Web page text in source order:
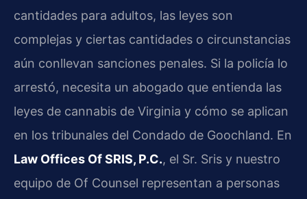
cantidades para adultos, las leyes son
complejas y ciertas cantidades o circunstancias
aún conllevan sanciones penales. Si la policía lo
arrestó, necesita un abogado que entienda las
leyes de cannabis de Virginia y cómo se aplican
en los tribunales del Condado de Goochland. En
Law Offices Of SRIS, P.C., el Sr. Sris y nuestro
equipo de Of Counsel representan a personas